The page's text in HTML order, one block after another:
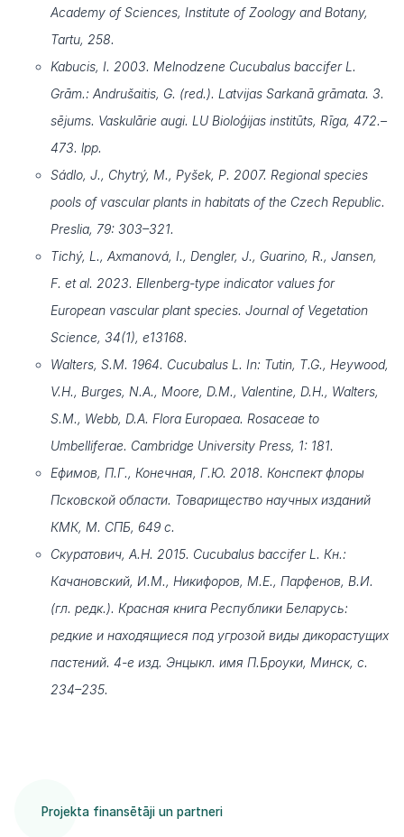
Academy of Sciences, Institute of Zoology and Botany,
Tartu, 258.
Kabucis, I. 2003. Melnodzene Cucubalus baccifer L.
Grām.: Andrušaitis, G. (red.). Latvijas Sarkanā grāmata. 3.
sējums. Vaskulārie augi. LU Bioloģijas institūts, Rīga, 472.–
473. lpp.
Sádlo, J., Chytrý, M., Pyšek, P. 2007. Regional species
pools of vascular plants in habitats of the Czech Republic.
Preslia, 79: 303–321.
Tichý, L., Axmanová, I., Dengler, J., Guarino, R., Jansen,
F. et al. 2023. Ellenberg-type indicator values for
European vascular plant species. Journal of Vegetation
Science, 34(1), e13168.
Walters, S.M. 1964. Cucubalus L. In: Tutin, T.G., Heywood,
V.H., Burges, N.A., Moore, D.M., Valentine, D.H., Walters,
S.M., Webb, D.A. Flora Europaea. Rosaceae to
Umbelliferae. Cambridge University Press, 1: 181.
Ефимов, П.Г., Конечная, Г.Ю. 2018. Конспект флоры
Псковской области. Товарищество научных изданий
КМК, М. СПБ, 649 c.
Скуратович, А.Н. 2015. Cucubalus baccifer L. Кн.:
Качановский, И.М., Никифоров, М.Е., Парфенов, В.И.
(гл. редк.). Красная книга Республики Беларусь:
редкие и находящиеся под угрозой виды дикорастущих
пастений. 4-е изд. Энцыкл. имя П.Броуки, Минск, с.
234–235.
Projekta finansētāji un partneri